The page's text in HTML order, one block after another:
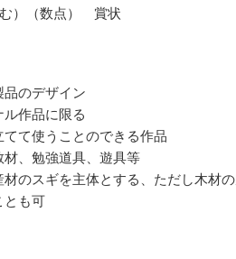
）（数点） 賞状
品のデザイン
作品に限る
て使うことのできる作品
、勉強道具、遊具等
のスギを主体とする、ただし木材
とも可